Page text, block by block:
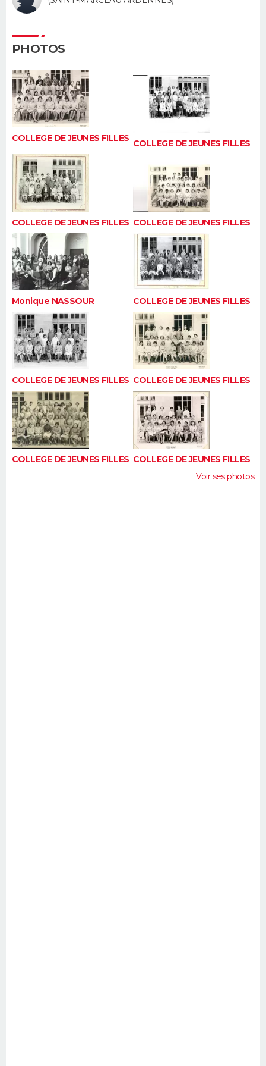
FORUM
Bricolage
Lifestyle
Culture
Sport
Auto
Television
Voyage
Cinema
PHOTOS
COLLEGE DE JEUNES FILLES COLLEGE DE JEUNES FILLES
COLLEGE DE JEUNES FILLES COLLEGE DE JEUNES FILLES
Monique NASSOUR COLLEGE DE JEUNES FILLES
COLLEGE DE JEUNES FILLES COLLEGE DE JEUNES FILLES
COLLEGE DE JEUNES FILLES COLLEGE DE JEUNES FILLES
Voir ses photos